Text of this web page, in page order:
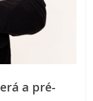
a pré-